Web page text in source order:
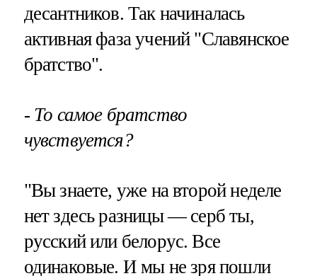
десантников. Так начиналась
активная фаза учений "Славянское
братство".
- То самое братство
чувствуется?
"Вы знаете, уже на второй неделе
нет здесь разницы — серб ты,
русский или белорус. Все
одинаковые. И мы не зря пошли